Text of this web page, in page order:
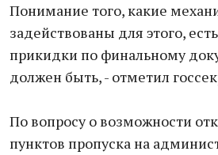
Понимание того, какие
задействованы для этого,
прикидки по финальному
должен быть, - отметил
По вопросу о возможности
пунктов пропуска на